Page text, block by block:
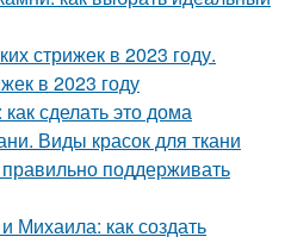
стрижек в 2023 году.
в 2023 году
сделать это дома
Виды красок для ткани
поддерживать
Михаила: как создать